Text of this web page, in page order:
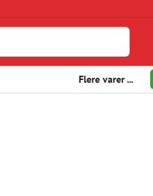
Flere varer ...